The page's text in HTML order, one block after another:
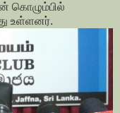
கொழும்பில்
உள்ளனர்.